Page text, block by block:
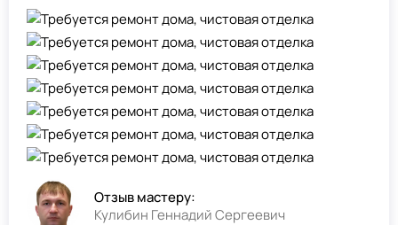
Отзыв мастеру:
Кулибин Геннадий Сергеевич